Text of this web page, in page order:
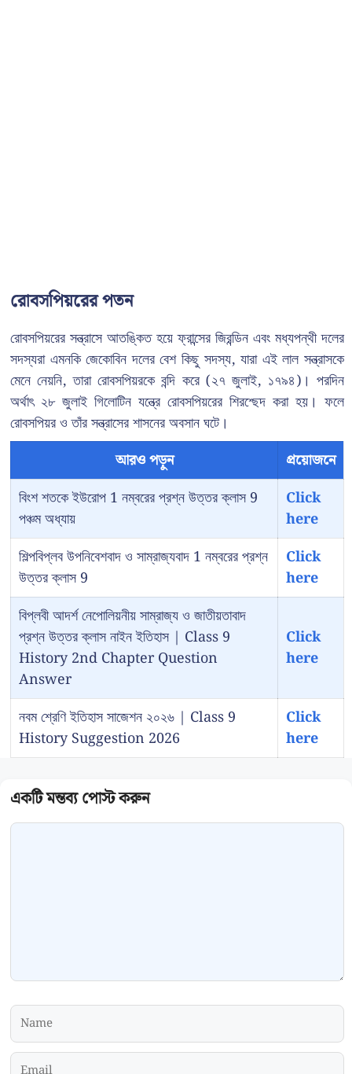
রোবসপিয়রের পতন
রোবসপিয়রের সন্ত্রাসে আতঙ্কিত হয়ে ফ্রান্সের জিরন্ডিন এবং মধ্যপন্থী দলের
সদস্যরা এমনকি জেকোবিন দলের বেশ কিছু সদস্য, যারা এই লাল সন্ত্রাসকে
মেনে নেয়নি, তারা রোবসপিয়রকে বন্দি করে (২৭ জুলাই, ১৭৯৪)। পরদিন
অর্থাৎ ২৮ জুলাই গিলোটিন যন্ত্রে রোবসপিয়রের শিরশ্ছেদ করা হয়। ফলে
রোবসপিয়র ও তাঁর সন্ত্রাসের শাসনের অবসান ঘটে।
আরও পড়ুন
প্রয়োজনে
বিংশ শতকে ইউরোপ 1 নম্বরের প্রশ্ন উত্তর ক্লাস 9
পঞ্চম অধ্যায়
Click
here
শিল্পবিপ্লব উপনিবেশবাদ ও সাম্রাজ্যবাদ 1 নম্বরের প্রশ্ন
উত্তর ক্লাস 9
Click
here
বিপ্লবী আদর্শ নেপোলিয়নীয় সাম্রাজ্য ও জাতীয়তাবাদ
প্রশ্ন উত্তর ক্লাস নাইন ইতিহাস | Class 9
History 2nd Chapter Question
Answer
Click
here
নবম শ্রেণি ইতিহাস সাজেশন ২০২৬ | Class 9
History Suggestion 2026
Click
here
Comment
Name
Email